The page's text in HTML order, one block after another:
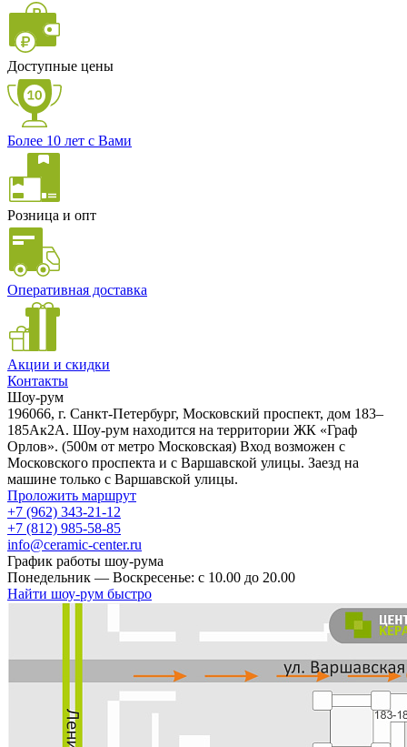
Доступные цены
Более 10 лет с Вами
Розница и опт
Оперативная доставка
Акции и скидки
Контакты
Шоу-рум
196066, г. Санкт-Петербург, Московский проспект, дом 183–
185Ак2А. Шоу-рум находится на территории ЖК «Граф
Орлов». (500м от метро Московская) Вход возможен с
Московского проспекта и с Варшавской улицы. Заезд на
машине только с Варшавской улицы.
Проложить маршрут
+7 (962) 343-21-12
+7 (812) 985-58-85
info@ceramic-center.ru
График работы шоу-рума
Понедельник — Воскресенье: с 10.00 до 20.00
Найти шоу-рум быстро